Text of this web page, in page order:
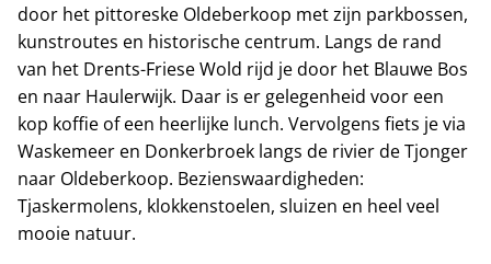
door het pittoreske Oldeberkoop met zijn parkbossen,
kunstroutes en historische centrum. Langs de rand
van het Drents-Friese Wold rijd je door het Blauwe Bos
en naar Haulerwijk. Daar is er gelegenheid voor een
kop koffie of een heerlijke lunch. Vervolgens fiets je via
Waskemeer en Donkerbroek langs de rivier de Tjonger
naar Oldeberkoop. Bezienswaardigheden:
Tjaskermolens, klokkenstoelen, sluizen en heel veel
mooie natuur.